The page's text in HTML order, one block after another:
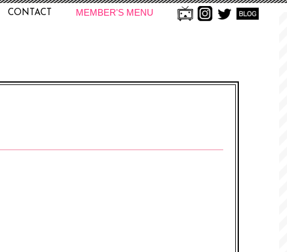
CONTACT MEMBER'S MENU